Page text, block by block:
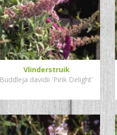
Vlinderstruik
Buddleja davidii 'Pink Delight'